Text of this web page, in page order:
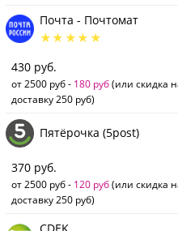
Почта - Почтомат
430 руб.
от 2500 руб - 180 руб(или скидка
доставку 250 руб)
Пятёрочка (5post)
370 руб.
от 2500 руб - 120 руб(или скидка
доставку 250 руб)
CDEK